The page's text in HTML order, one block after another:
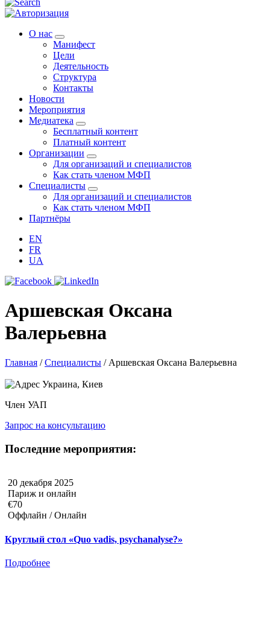
О нас
Манифест
Цели
Деятельность
Структура
Контакты
Новости
Мероприятия
Медиатека
Бесплатный контент
Платный контент
Организации
Для организаций и специалистов
Как стать членом МФП
Специалисты
Для организаций и специалистов
Как стать членом МФП
Партнёры
EN
FR
UA
Аршевская Оксана
Валерьевна
Главная /Специалисты / Аршевская Оксана Валерьевна
Украина, Киев
Член УАП
Запрос на консультацию
Последние мероприятия:
20 декабря 2025
Париж и онлайн
€70
Оффлайн / Онлайн
Круглый стол «Quo vadis, psychanalyse?»
Подробнее